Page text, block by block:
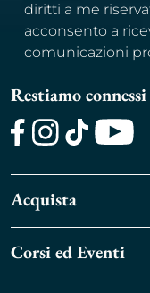
diritti a me
acconsento a
comunicazioni
Restiamo connessi
Acquista
Corsi ed Eventi